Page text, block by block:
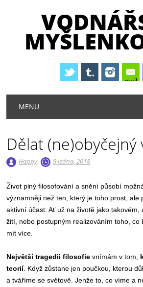
mail
Hlavní navigační
MENU
Dělat (ne)obyčejný
Happy 9 ledna, 2018
Život plný filosofování a snění působí
významněji než ten, který je toho prost, ale
aktivní účast. Ať už na životě jako takovém,
žití, nebo postupným realizováním toho, co
mít více.
Největší tragedii filosofie vnímám v tom,
teorií. Když zůstane jen poučkou, kterou
a tváříme se světově. Jenže to, co víme a